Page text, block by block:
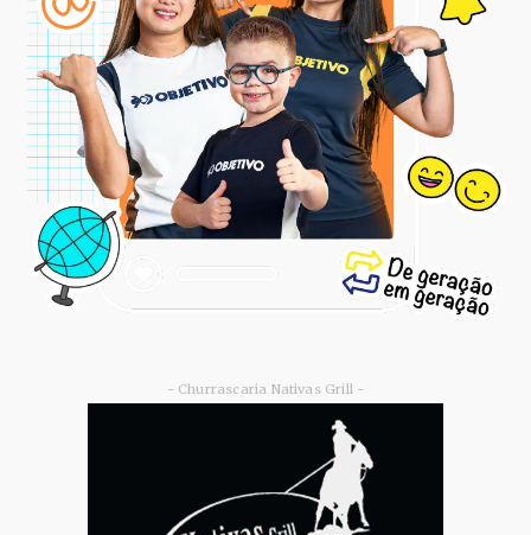
- Churrascaria Nativas Grill -